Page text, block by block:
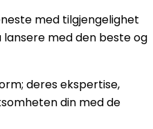
med tilgjengelighet
med den beste og
deres ekspertise,
din med de